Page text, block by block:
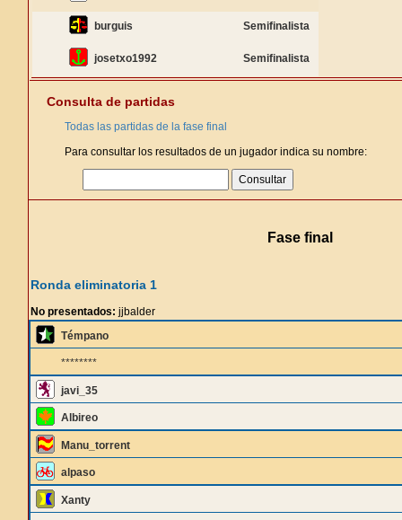
burguis Semifinalista
josetxo1992 Semifinalista
Consulta de partidas
Todas las partidas de la fase final
Para consultar los resultados de un jugador indica su nombre:
Fase final
Ronda eliminatoria 1
No presentados: jjbalder
Témpano
********
javi_35
Albireo
Manu_torrent
alpaso
Xanty